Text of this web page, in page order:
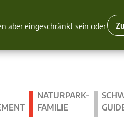
aber eingeschränkt sein oder
NATURPARK-
FAMILIE